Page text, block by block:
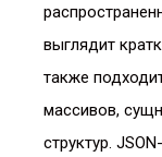
выглядит
также
массивов,
структур.